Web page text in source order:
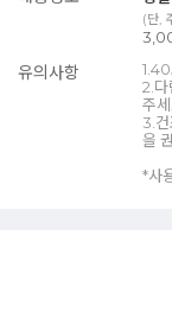
(단,
유의사항
2.다
주세
3.
을
*사